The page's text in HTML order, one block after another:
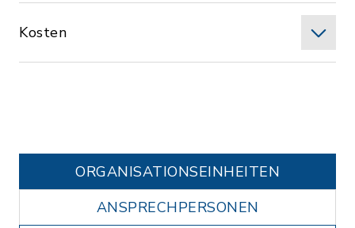
Kosten
ORGANISATIONS­EINHEITEN
ANSPRECHPERSONEN